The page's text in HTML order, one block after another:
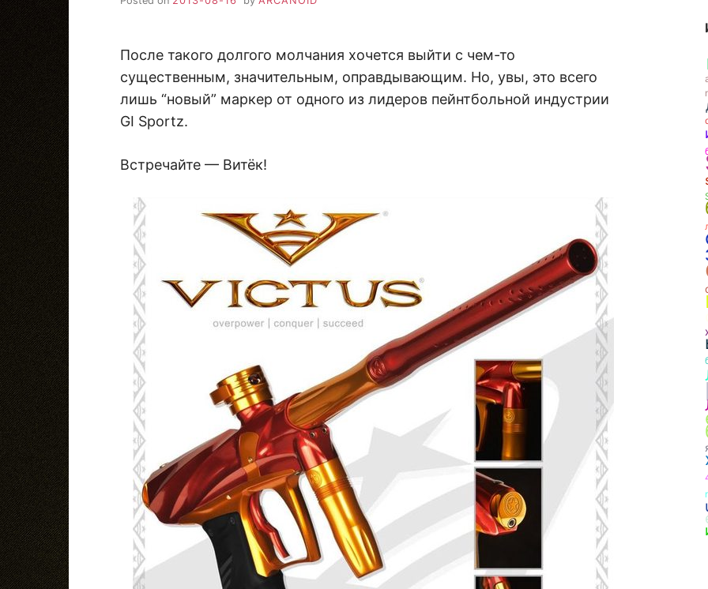
После такого долгого молчания хочется выйти с чем-то
существенным, значительным, оправдывающим. Но, увы, это всего
лишь “новый” маркер от одного из лидеров пейнтбольной индустрии
GI Sportz.
Встречайте — Витёк!